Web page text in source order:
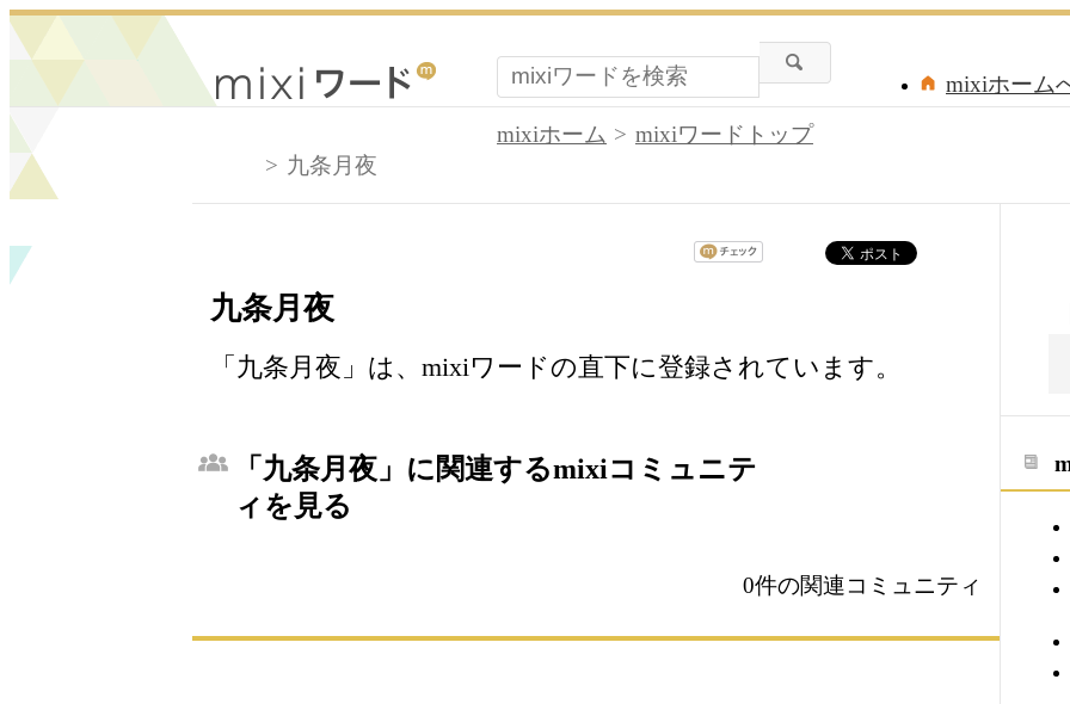
mixiホーム
mixiホーム
mixiワードトップ
九条月夜
九条月夜
「九条月夜」は、mixiワードの直下に登録されています。
「九条月夜」に関連するmixiコミュニテ
ィを見る
0件の関連コミュニティ